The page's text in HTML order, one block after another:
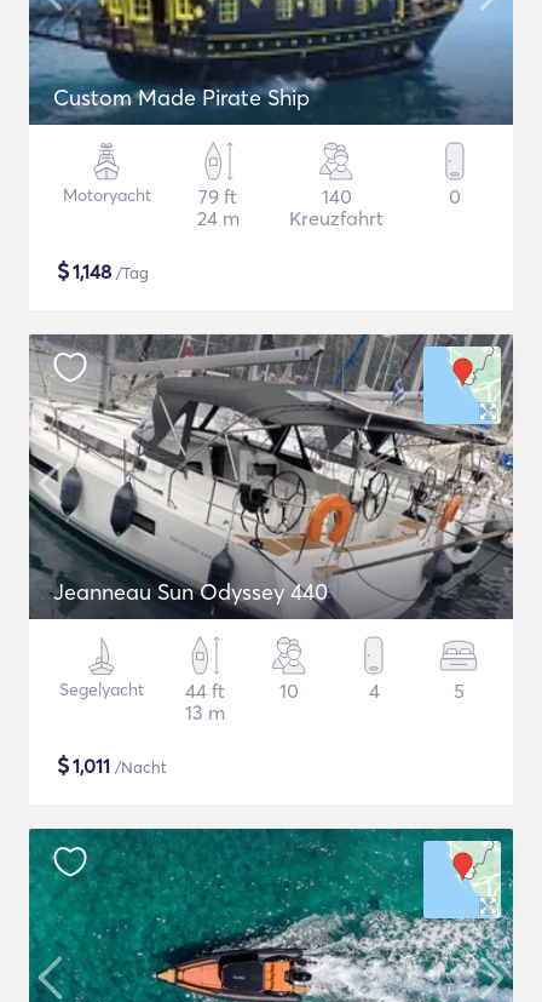
Custom Made Pirate Ship
Motoryacht
79 ft
24 m
140
Kreuzfahrt
0
$1,148 /Tag
Jeanneau Sun Odyssey 440
Segelyacht
44 ft
13 m
10 4 5
$1,011 /Nacht